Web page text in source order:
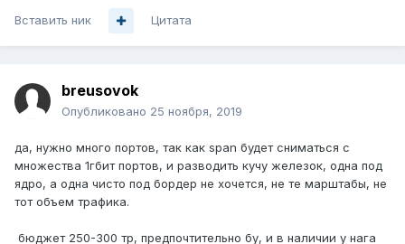
Вставить ник Цитата
breusovok
Опубликовано 25 ноября, 2019
да, нужно много портов, так как span будет сниматься с
множества 1гбит портов, и разводить кучу железок, одна под
ядро, а одна чисто под бордер не хочется, не те марштабы, не
тот объем трафика.
бюджет 250-300 тр, предпочтительно бу, и в наличии у нага